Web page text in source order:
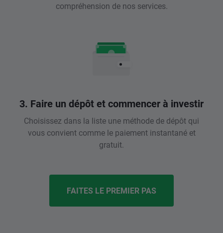
compréhension de nos services.
3. Faire un dépôt et commencer à investir
Choisissez dans la liste une méthode de dépôt qui
vous convient comme le paiement instantané et
gratuit.
FAITES LE PREMIER PAS